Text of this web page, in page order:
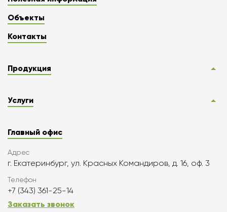
Объекты
Контакты
Продукция
Услуги
Главный офис
Адрес
г. Екатеринбург, ул. Красных Командиров, д. 16, оф. 3
Телефон
+7 (343) 361-25-14
Заказать звонок